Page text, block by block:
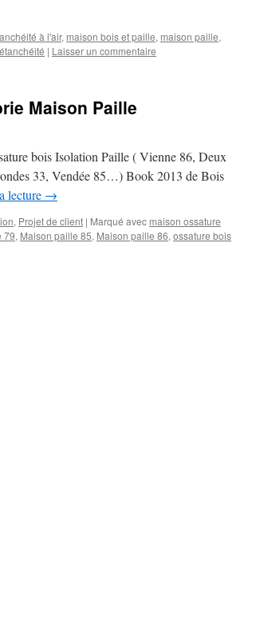
à l'air, maison bois et paille, maison paille,
| Laisser un commentaire
Maison Paille
bois Isolation Paille ( Vienne 86, Deux
33, Vendée 85…) Book 2013 de Bois
lecture →
, Projet de client | Marqué avec maison ossature
79, Maison paille 85, Maison paille 86, ossature bois